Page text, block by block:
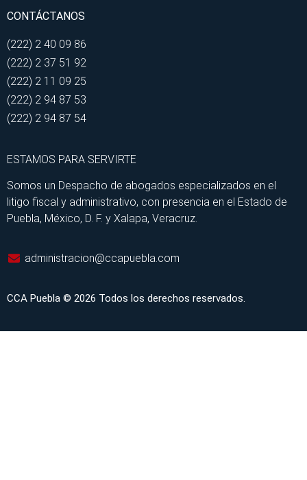
CONTÁCTANOS
(222) 2 40 09 86
(222) 2 37 51 92
(222) 2 11 09 25
(222) 2 94 87 53
(222) 2 94 87 54
ESTAMOS PARA SERVIRTE
Somos un Despacho de abogados especializados en el
litigo fiscal y administrativo, con presencia en el Estado de
Puebla, México, D. F. y Xalapa, Veracruz.
administracion@ccapuebla.com
CCA Puebla © 2026 Todos los derechos reservados.